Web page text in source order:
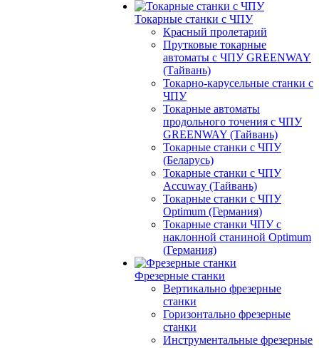
Токарные станки с ЧПУ
Красный пролетарий
Прутковые токарные
автоматы с ЧПУ GREENWAY
(Тайвань)
Токарно-карусельные станки с
ЧПУ
Токарные автоматы
продольного точения с ЧПУ
GREENWAY (Тайвань)
Токарные станки с ЧПУ
(Беларусь)
Токарные станки с ЧПУ
Accuway (Тайвань)
Токарные станки с ЧПУ
Optimum (Германия)
Токарные станки ЧПУ с
наклонной станиной Optimum
(Германия)
Фрезерные станки
Вертикально фрезерные
станки
Горизонтально фрезерные
станки
Инструментальные фрезерные